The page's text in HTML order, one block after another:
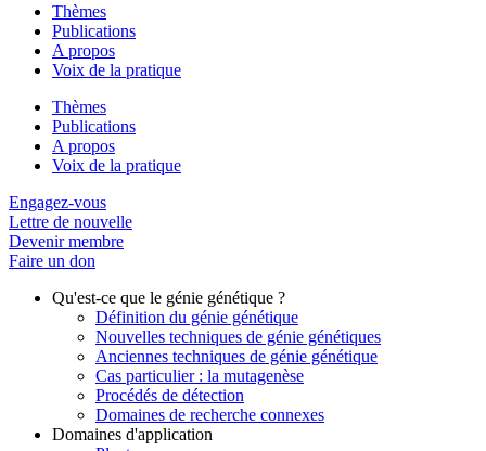
Thèmes
Publications
A propos
Voix de la pratique
Thèmes
Publications
A propos
Voix de la pratique
Engagez-vous
Lettre de nouvelle
Devenir membre
Faire un don
Qu'est-ce que le génie génétique ?
Définition du génie génétique
Nouvelles techniques de génie génétiques
Anciennes techniques de génie génétique
Cas particulier : la mutagenèse
Procédés de détection
Domaines de recherche connexes
Domaines d'application